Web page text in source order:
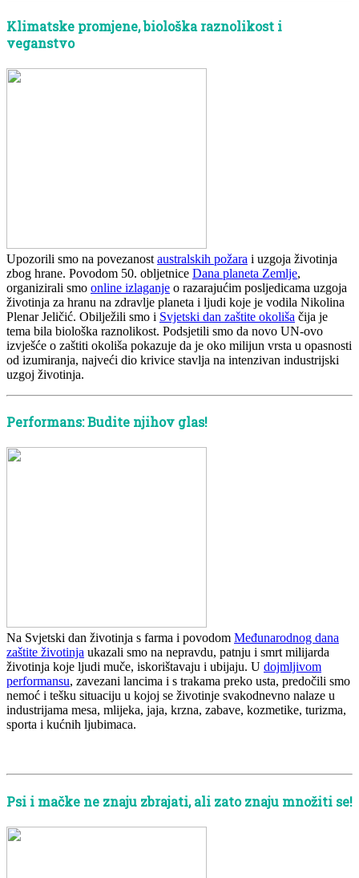
Klimatske promjene, biološka raznolikost i
veganstvo
Upozorili smo na povezanost australskih požara i uzgoja životinja
zbog hrane. Povodom 50. obljetnice Dana planeta Zemlje,
organizirali smo online izlaganje o razarajućim posljedicama uzgoja
životinja za hranu na zdravlje planeta i ljudi koje je vodila Nikolina
Plenar Jeličić. Obilježili smo i Svjetski dan zaštite okoliša čija je
tema bila biološka raznolikost. Podsjetili smo da novo UN-ovo
izvješće o zaštiti okoliša pokazuje da je oko milijun vrsta u opasnosti
od izumiranja, najveći dio krivice stavlja na intenzivan industrijski
uzgoj životinja.
Performans: Budite njihov glas!
Na Svjetski dan životinja s farma i povodom Međunarodnog dana
zaštite životinja ukazali smo na nepravdu, patnju i smrt milijarda
životinja koje ljudi muče, iskorištavaju i ubijaju. U dojmljivom
performansu, zavezani lancima i s trakama preko usta, predočili smo
nemoć i tešku situaciju u kojoj se životinje svakodnevno nalaze u
industrijama mesa, mlijeka, jaja, krzna, zabave, kozmetike, turizma,
sporta i kućnih ljubimaca.
Psi i mačke ne znaju zbrajati, ali zato znaju množiti se!